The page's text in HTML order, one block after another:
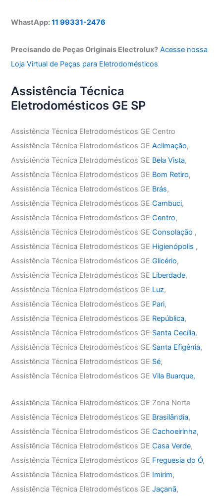
WhastApp:11 99331-2476
Precisando de Peças Originais Electrolux? Acesse nossa
Loja Virtual de Peças para Eletrodomésticos
Assistência Técnica
Eletrodomésticos GE SP
Assistência Técnica Eletrodomésticos GE Centro
Assistência Técnica Eletrodomésticos GEAclimação,
Assistência Técnica Eletrodomésticos GE Bela Vista,
Assistência Técnica Eletrodomésticos GE Bom Retiro,
Assistência Técnica Eletrodomésticos GE Brás,
Assistência Técnica Eletrodomésticos GECambuci,
Assistência Técnica Eletrodomésticos GECentro,
Assistência Técnica Eletrodomésticos GEConsolação ,
Assistência Técnica Eletrodomésticos GE Higienópolis ,
Assistência Técnica Eletrodomésticos GEGlicério,
Assistência Técnica Eletrodomésticos GE Liberdade,
Assistência Técnica Eletrodomésticos GE Luz,
Assistência Técnica Eletrodomésticos GE Pari,
Assistência Técnica Eletrodomésticos GE República,
Assistência Técnica Eletrodomésticos GE Santa Cecília,
Assistência Técnica Eletrodomésticos GE Santa Efigênia,
Assistência Técnica Eletrodomésticos GE Sé,
Assistência Técnica Eletrodomésticos GEVila Buarque,
Assistência Técnica Eletrodomésticos GE Zona Norte
Assistência Técnica Eletrodomésticos GE Brasilândia,
Assistência Técnica Eletrodomésticos GECachoeirinha,
Assistência Técnica Eletrodomésticos GECasa Verde,
Assistência Técnica Eletrodomésticos GE Freguesia do Ó,
Assistência Técnica Eletrodomésticos GE Imirim,
Assistência Técnica Eletrodomésticos GEJaçanã,